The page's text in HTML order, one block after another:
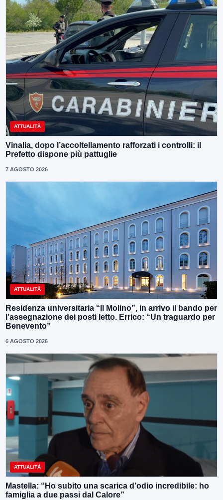
ATTUALITÀ
Vinalia, dopo l’accoltellamento rafforzati i controlli: il
Prefetto dispone più pattuglie
7 AGOSTO 2026
ATTUALITÀ
Residenza universitaria “Il Molino”, in arrivo il bando per
l’assegnazione dei posti letto. Errico: “Un traguardo per
Benevento”
6 AGOSTO 2026
ATTUALITÀ
Mastella: “Ho subito una scarica d’odio incredibile: ho
famiglia a due passi dal Calore”